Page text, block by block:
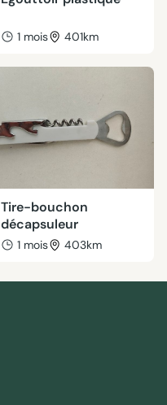
1 mois 401km
Tire-bouchon
décapsuleur
1 mois 403km